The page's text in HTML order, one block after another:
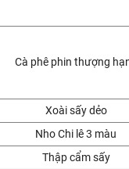
Cà phê phin thượng
Xoài sấy dẻo
Nho Chi lê 3 màu
Thập cẩm sấy